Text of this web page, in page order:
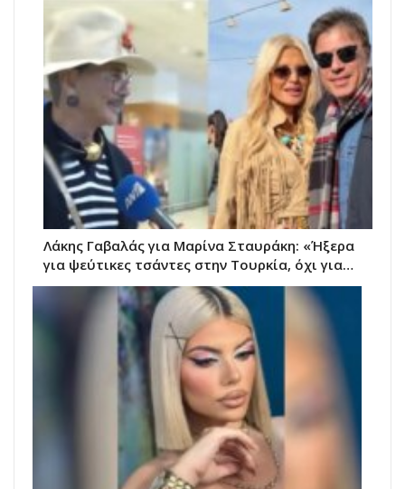
Λάκης Γαβαλάς για Μαρίνα Σταυράκη: «Ήξερα
για ψεύτικες τσάντες στην Τουρκία, όχι για…